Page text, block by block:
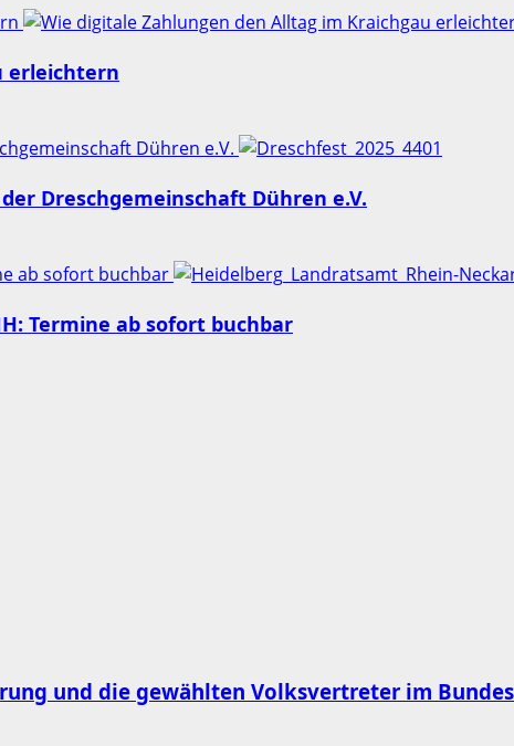
erleichtern
Dühren e.V.
Dreschgemeinschaft Dühren e.V.
ab sofort buchbar
Termine ab sofort buchbar
und die gewählten Volksvertreter im